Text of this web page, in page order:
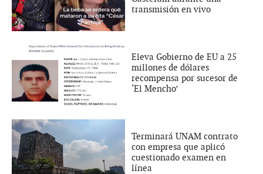
transmisión en vivo
Eleva Gobierno de EU a 25
millones de dólares
recompensa por sucesor de
‘El Mencho’
Terminará UNAM contrato
con empresa que aplicó
cuestionado examen en
línea